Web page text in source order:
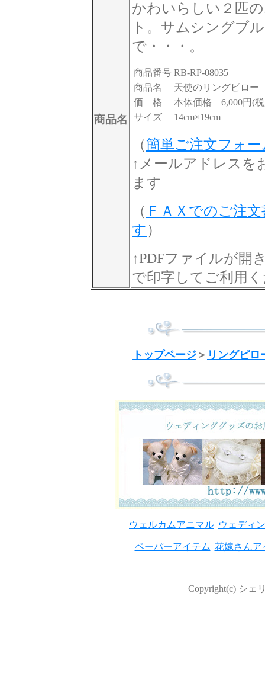
商品名
かわいらしい２匹
ト。サムシングブ
で・・・。
商品番号 RB-RP-08035
商品名
天使のリングピロー
価 格
本体価格 6,000円(
サイズ
14cm×19cm
（簡単ご注文フォ
↑メールアドレスを
ます
（ ＦＡＸでのご注
す ）
↑PDFファイルが開
で印字してご利用
トップページ ＞ リングピロ
ウェルカムアニマル| ウェディ
ペーパーアイテム |花嫁さんア
Copyright(c) シェ